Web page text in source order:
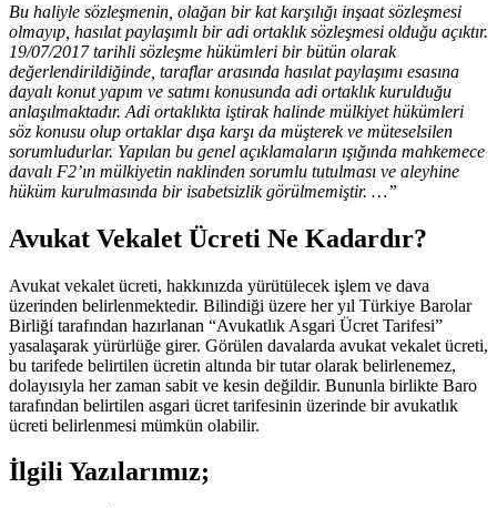
Bu haliyle sözleşmenin, olağan bir kat karşılığı inşaat sözleşmesi
olmayıp, hasılat paylaşımlı bir adi ortaklık sözleşmesi olduğu açıktır.
19/07/2017 tarihli sözleşme hükümleri bir bütün olarak
değerlendirildiğinde, taraflar arasında hasılat paylaşımı esasına
dayalı konut yapım ve satımı konusunda adi ortaklık kurulduğu
anlaşılmaktadır. Adi ortaklıkta iştirak halinde mülkiyet hükümleri
söz konusu olup ortaklar dışa karşı da müşterek ve müteselsilen
sorumludurlar. Yapılan bu genel açıklamaların ışığında mahkemece
davalı F2’ın mülkiyetin naklinden sorumlu tutulması ve aleyhine
hüküm kurulmasında bir isabetsizlik görülmemiştir. …”
Avukat Vekalet Ücreti Ne Kadardır?
Avukat vekalet ücreti, hakkınızda yürütülecek işlem ve dava
üzerinden belirlenmektedir. Bilindiği üzere her yıl Türkiye Barolar
Birliği tarafından hazırlanan “Avukatlık Asgari Ücret Tarifesi”
yasalaşarak yürürlüğe girer. Görülen davalarda avukat vekalet ücreti,
bu tarifede belirtilen ücretin altında bir tutar olarak belirlenemez,
dolayısıyla her zaman sabit ve kesin değildir. Bununla birlikte Baro
tarafından belirtilen asgari ücret tarifesinin üzerinde bir avukatlık
ücreti belirlenmesi mümkün olabilir.
İlgili Yazılarımız;